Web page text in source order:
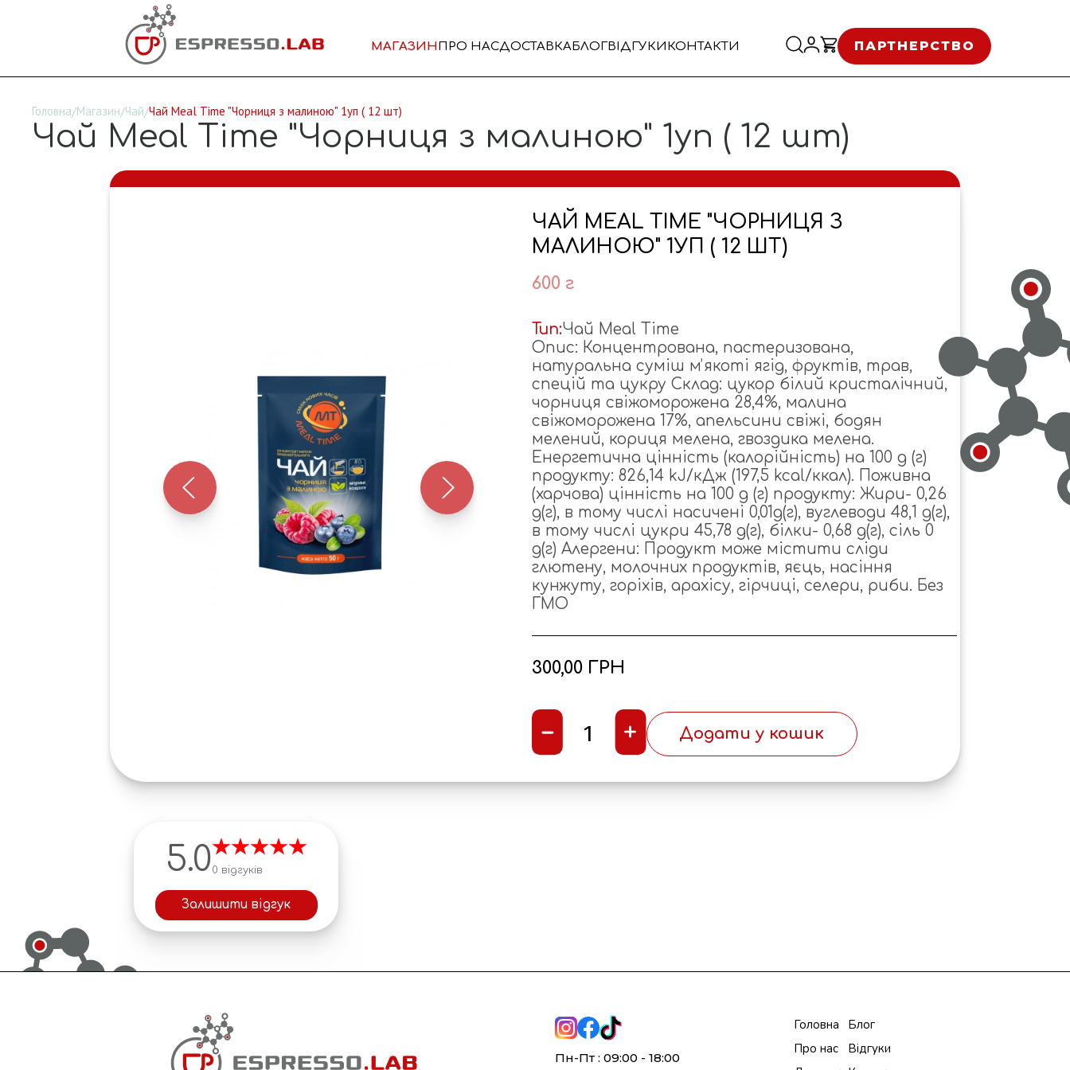
МАГАЗИН ПРО НАСДОСТАВКАБЛОГВІДГУКИ КОНТАКТИ ПАРТНЕРСТВО
Головна/Магазин/Чай/Чай Meal Time "Чорниця з малиною" 1уп ( 12 шт)
Чай Meal Time "Чорниця з малиною" 1уп ( 12 шт)
ЧАЙ MEAL TIME "ЧОРНИЦЯ З
МАЛИНОЮ" 1УП ( 12 ШТ)
600 г
Тип:Чай Meal Time
Oпис: Концентрована, пастеризована,
натуральна суміш мʼякоті ягід, фруктів, трав,
спецій та цукру Склад: цукор білий кристалічний,
чорниця свіжоморожена 28,4%, малина
свіжоморожена 17%, апельсини свіжі, бодян
мелений, кориця мелена, гвоздика мелена.
Енергетична цінність (калорійність) на 100 g (г)
продукту: 826,14 kJ/кДж (197,5 kcal/ккал). Поживна
(харчова) цінність на 100 g (г) продукту: Жири- 0,26
g(г), в тому числі насичені 0,01g(г), вуглеводи 48,1 g(г),
в тому числі цукри 45,78 g(г), білки- 0,68 g(г), сіль 0
g(г) Алергени: Продукт може містити сліди
глютену, молочних продуктів, яєць, насіння
кунжуту, горіхів, арахісу, гірчиці, селери, риби. Без
ГМО
300,00 ГРН
1 Додати у кошик
5.00 відгуків
Залишити відгук
Пн-Пт : 09:00 - 18:00
Головна
Про нас
Блог
Відгуки